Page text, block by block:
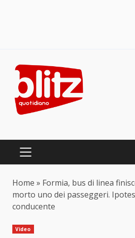
content
PRIMARY
Home » Formia, bus di linea
morto uno dei passeggeri.
conducente
Video